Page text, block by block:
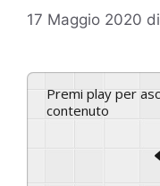
17 Maggio 2020 di
Premi play per ascoltare questo
contenuto